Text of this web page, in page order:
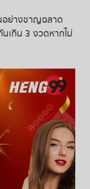
อย่างชาญฉลาด
เกิน 3 งวดหากไม่